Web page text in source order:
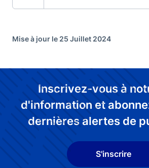
Mise à jour le 25 Juillet 2024
Inscrivez-vous à
d'information et
dernières alertes de
S'inscrire